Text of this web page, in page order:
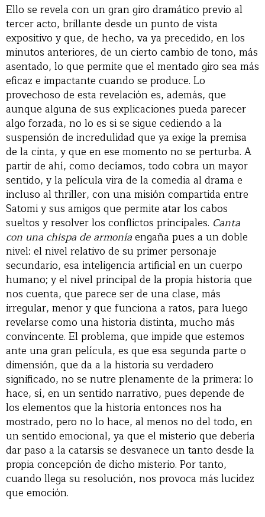
Ello se revela con un gran giro dramático previo al
tercer acto, brillante desde un punto de vista
expositivo y que, de hecho, va ya precedido, en los
minutos anteriores, de un cierto cambio de tono, más
asentado, lo que permite que el mentado giro sea más
eficaz e impactante cuando se produce. Lo
provechoso de esta revelación es, además, que
aunque alguna de sus explicaciones pueda parecer
algo forzada, no lo es si se sigue cediendo a la
suspensión de incredulidad que ya exige la premisa
de la cinta, y que en ese momento no se perturba. A
partir de ahí, como decíamos, todo cobra un mayor
sentido, y la película vira de la comedia al drama e
incluso al thriller, con una misión compartida entre
Satomi y sus amigos que permite atar los cabos
sueltos y resolver los conflictos principales. Canta
con una chispa de armoníaengaña pues a un doble
nivel: el nivel relativo de su primer personaje
secundario, esa inteligencia artificial en un cuerpo
humano; y el nivel principal de la propia historia que
nos cuenta, que parece ser de una clase, más
irregular, menor y que funciona a ratos, para luego
revelarse como una historia distinta, mucho más
convincente. El problema, que impide que estemos
ante una gran película, es que esa segunda parte o
dimensión, que da a la historia su verdadero
significado, no se nutre plenamente de la primera: lo
hace, sí, en un sentido narrativo, pues depende de
los elementos que la historia entonces nos ha
mostrado, pero no lo hace, al menos no del todo, en
un sentido emocional, ya que el misterio que debería
dar paso a la catarsis se desvanece un tanto desde la
propia concepción de dicho misterio. Por tanto,
cuando llega su resolución, nos provoca más lucidez
que emoción.